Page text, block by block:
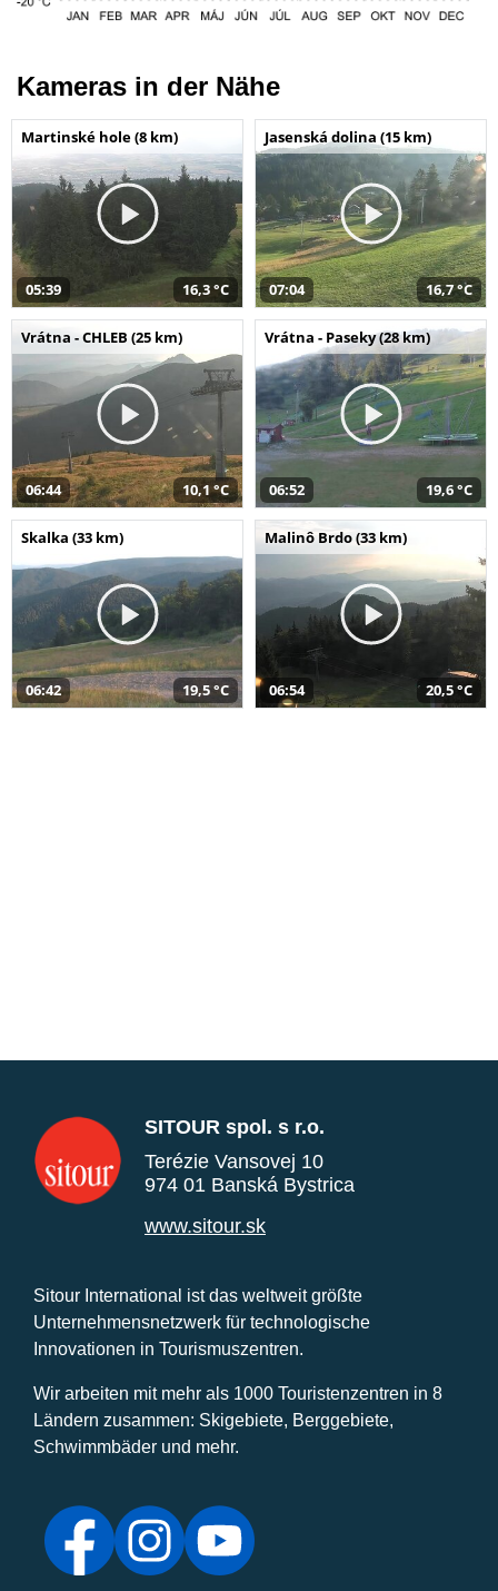
Kameras in der Nähe
Martinské hole (8 km)
05:39 16,3 °C
Jasenská dolina (15 km)
07:04 16,7 °C
Vrátna - CHLEB (25 km)
06:44 10,1 °C
Vrátna - Paseky (28 km)
06:52 19,6 °C
Skalka (33 km)
06:42 19,5 °C
Malinô Brdo (33 km)
06:54 20,5 °C
SITOUR spol. s r.o.
Terézie Vansovej 10
974 01 Banská Bystrica
www.sitour.sk
Sitour International ist das weltweit größte
Unternehmensnetzwerk für technologische
Innovationen in Tourismuszentren.
Wir arbeiten mit mehr als 1000 Touristenzentren in 8
Ländern zusammen: Skigebiete, Berggebiete,
Schwimmbäder und mehr.